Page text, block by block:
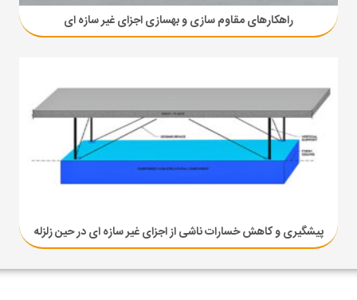
راهکارهای مقاوم سازی و بهسازی اجزای غیر سازه ای
پیشگیری و کاهش خسارات ناشی از اجزای غیر سازه ای در حین زلزله